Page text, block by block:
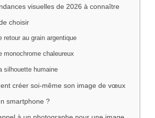
visuelles de 2026 à connaître
choisir
retour au grain argentique
monochrome chaleureux
silhouette humaine
créer soi-même son image de vœux
smartphone ?